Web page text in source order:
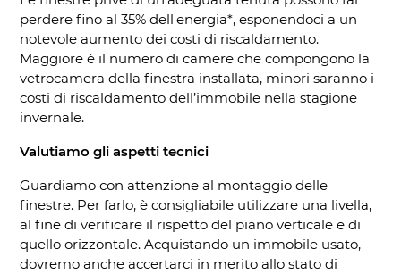
perdere fino al 35% dell'energia*, esponendoci a un
notevole aumento dei costi di riscaldamento.
Maggiore è il numero di camere che compongono la
vetrocamera della finestra installata, minori saranno i
costi di riscaldamento dell’immobile nella stagione
invernale.
Valutiamo gli aspetti tecnici
Guardiamo con attenzione al montaggio delle
finestre. Per farlo, è consigliabile utilizzare una livella,
al fine di verificare il rispetto del piano verticale e di
quello orizzontale. Acquistando un immobile usato,
dovremo anche accertarci in merito allo stato di